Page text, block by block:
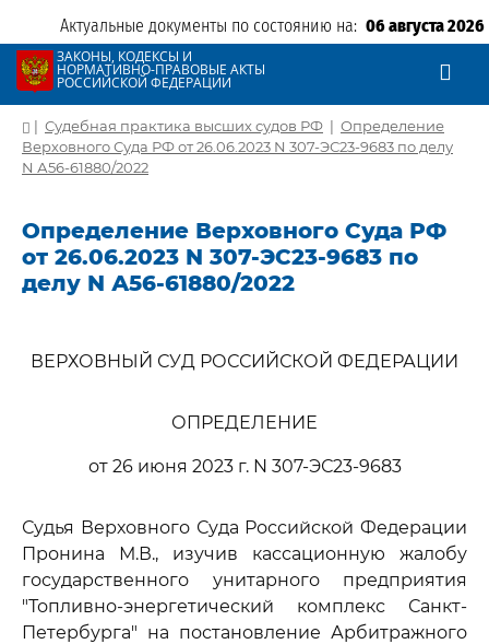
Актуальные документы по состоянию на: 06 августа 2026
ЗАКОНЫ, КОДЕКСЫ И
НОРМАТИВНО-ПРАВОВЫЕ АКТЫ
РОССИЙСКОЙ ФЕДЕРАЦИИ
| Судебная практика высших судов РФ | Определение
Верховного Суда РФ от 26.06.2023 N 307-ЭС23-9683 по делу
N А56-61880/2022
Определение Верховного Суда РФ
от 26.06.2023 N 307-ЭС23-9683 по
делу N А56-61880/2022
ВЕРХОВНЫЙ СУД РОССИЙСКОЙ ФЕДЕРАЦИИ
ОПРЕДЕЛЕНИЕ
от 26 июня 2023 г. N 307-ЭС23-9683
Судья Верховного Суда Российской Федерации
Пронина М.В., изучив кассационную жалобу
государственного унитарного предприятия
"Топливно-энергетический комплекс Санкт-
Петербурга" на постановление Арбитражного